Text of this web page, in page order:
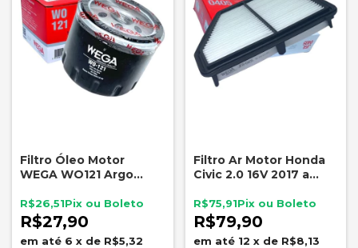
Filtro Óleo Motor
WEGA WO121 Argo
Renegade 1.0 1.3
R$27,90
R$26,51
6 x de R$5,32
Filtro Ar Motor Honda
Civic 2.0 16V 2017 a
R$79,90
R$75,91
12 x de R$8,13